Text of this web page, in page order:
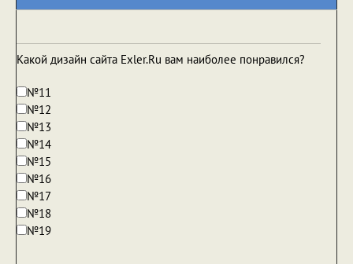
Какой дизайн сайта Exler.Ru вам наиболее понравился?
№11
№12
№13
№14
№15
№16
№17
№18
№19